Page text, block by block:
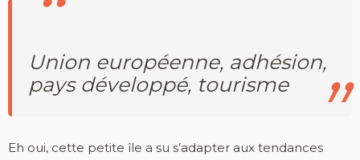
Union européenne, adhésion,
pays développé, tourisme
Eh oui, cette petite île a su s’adapter aux tendances